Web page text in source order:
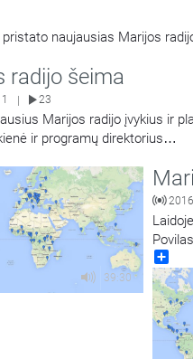
naujausias Marijos
radijo šeima
| 23
Marijos radijo įvykius ir
ir programų direktorius…
39:30